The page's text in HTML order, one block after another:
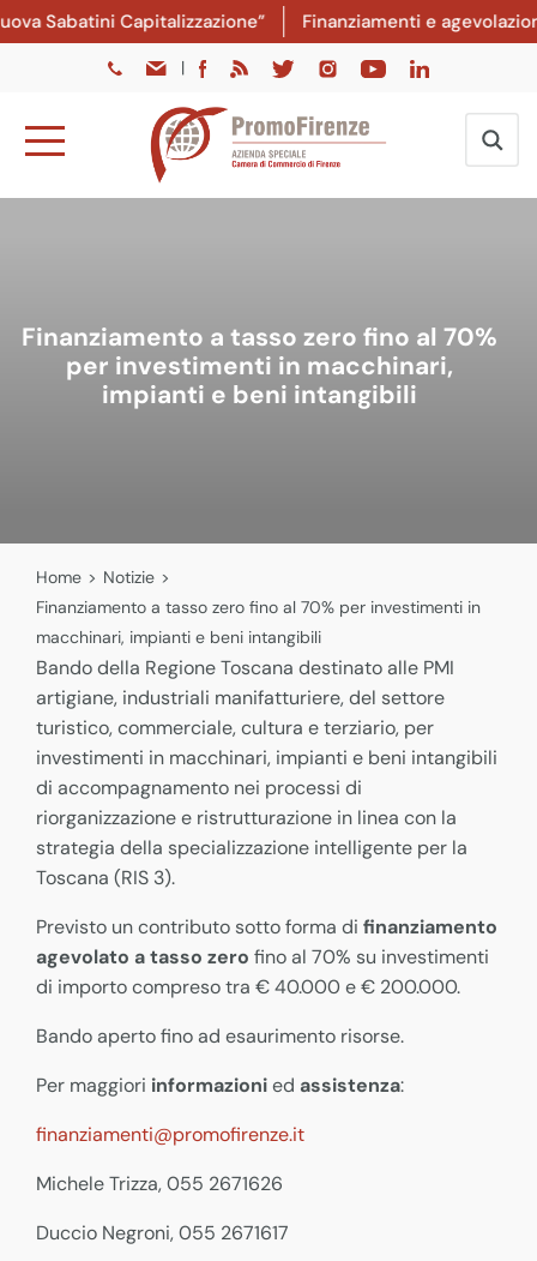
Sabatini Capitalizzazione” Finanziamenti e
|
Finanziamento a tasso zero fino al 70%
per investimenti in macchinari,
impianti e beni intangibili
Home > Notizie >
Finanziamento a tasso zero fino al 70% per investimenti in
macchinari, impianti e beni intangibili
Bando della Regione Toscana destinato alle PMI
artigiane, industriali manifatturiere, del settore
turistico, commerciale, cultura e terziario, per
investimenti in macchinari, impianti e beni intangibili
di accompagnamento nei processi di
riorganizzazione e ristrutturazione in linea con la
strategia della specializzazione intelligente per la
Toscana (RIS 3).
Previsto un contributo sotto forma di finanziamento
agevolato a tasso zero fino al 70% su investimenti
di importo compreso tra € 40.000 e € 200.000.
Bando aperto fino ad esaurimento risorse.
Per maggiori informazionied assistenza:
finanziamenti@promofirenze.it
Michele Trizza, 055 2671626
Duccio Negroni, 055 2671617